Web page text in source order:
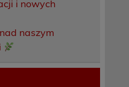
i nowych
naszym